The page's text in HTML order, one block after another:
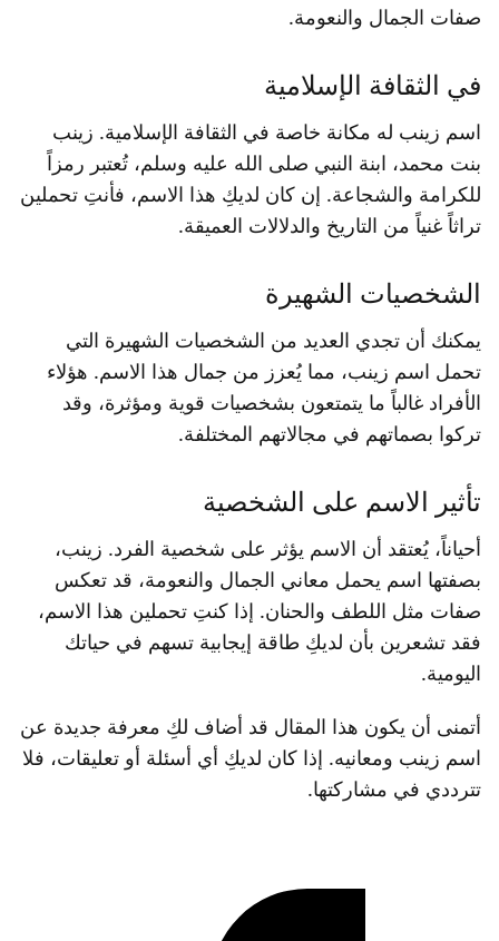
صفات الجمال والنعومة.
في الثقافة الإسلامية
اسم زينب له مكانة خاصة في الثقافة الإسلامية. زينب
بنت محمد، ابنة النبي صلى الله عليه وسلم، تُعتبر رمزاً
للكرامة والشجاعة. إن كان لديكِ هذا الاسم، فأنتِ تحملين
تراثاً غنياً من التاريخ والدلالات العميقة.
الشخصيات الشهيرة
يمكنك أن تجدي العديد من الشخصيات الشهيرة التي
تحمل اسم زينب، مما يُعزز من جمال هذا الاسم. هؤلاء
الأفراد غالباً ما يتمتعون بشخصيات قوية ومؤثرة، وقد
تركوا بصماتهم في مجالاتهم المختلفة.
تأثير الاسم على الشخصية
أحياناً، يُعتقد أن الاسم يؤثر على شخصية الفرد. زينب،
بصفتها اسم يحمل معاني الجمال والنعومة، قد تعكس
صفات مثل اللطف والحنان. إذا كنتِ تحملين هذا الاسم،
فقد تشعرين بأن لديكِ طاقة إيجابية تسهم في حياتك
اليومية.
أتمنى أن يكون هذا المقال قد أضاف لكِ معرفة جديدة عن
اسم زينب ومعانيه. إذا كان لديكِ أي أسئلة أو تعليقات، فلا
تترددي في مشاركتها.